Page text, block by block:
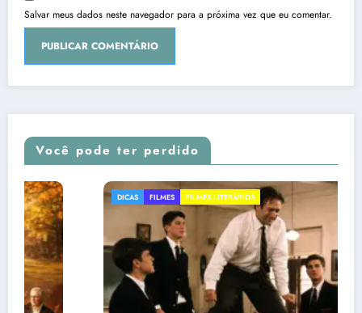
Salvar meus dados neste navegador para a próxima vez que eu comentar.
Você pode ter perdido
DICAS FILMES LITERÁRIOS